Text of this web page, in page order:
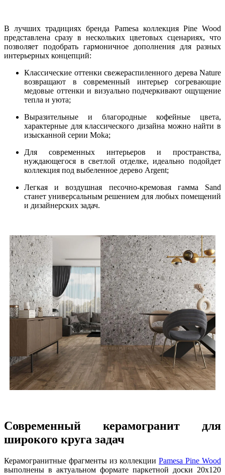
В лучших традициях бренда Pamesa коллекция Pine Wood
представлена сразу в нескольких цветовых сценариях, что
позволяет подобрать гармоничное дополнения для разных
интерьерных концепций:
Классические оттенки свежераспиленного дерева Nature
возвращают в современный интерьер согревающие
медовые оттенки и визуально подчеркивают ощущение
тепла и уюта;
Выразительные и благородные кофейные цвета,
характерные для классического дизайна можно найти в
изысканной серии Moka;
Для современных интерьеров и пространства,
нуждающегося в светлой отделке, идеально подойдет
коллекция под выбеленное дерево Argent;
Легкая и воздушная песочно-кремовая гамма Sand
станет универсальным решением для любых помещений
и дизайнерских задач.
Современный керамогранит для
широкого круга задач
Керамогранитные фрагменты из коллекции Pamesa Pine Wood
выполнены в актуальном формате паркетной доски 20х120